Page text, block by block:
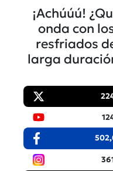
¡Achúúú!
onda con
resfriados
larga